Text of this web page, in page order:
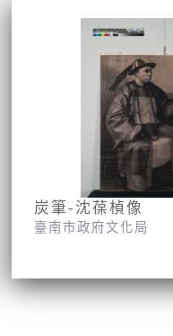
炭筆-沈葆楨像
臺南市政府文化局